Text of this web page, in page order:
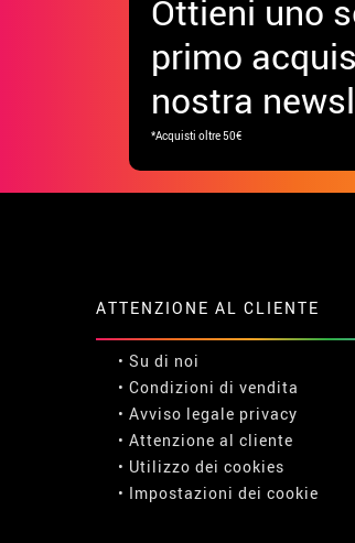
Ottieni uno
primo
nostra
*Acquisti oltre 50€
ATTENZIONE AL CLIENTE
• Su di noi
• Condizioni di vendita
• Avviso legale privacy
• Attenzione al cliente
• Utilizzo dei cookies
• Impostazioni dei cookie